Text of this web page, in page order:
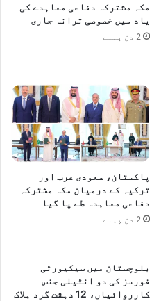
مکہ مشترکہ دفاعی معاہدے کی
یاد میں خصوصی ترانہ جاری
2 دن پہلے
پاکستان، سعودی عرب اور
ترکیہ کے درمیان مکہ مشترکہ
دفاعی معاہدہ طے پا گیا
2 دن پہلے
بلوچستان میں سیکیورٹی
فورسز کی دو انٹیلی جنس
کارروائیاں، 12 دہشت گرد ہلاک